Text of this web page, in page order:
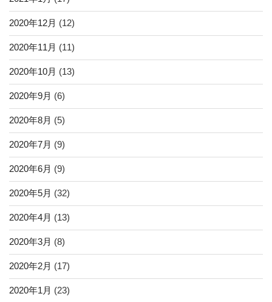
2020年12月 (12)
2020年11月 (11)
2020年10月 (13)
2020年9月 (6)
2020年8月 (5)
2020年7月 (9)
2020年6月 (9)
2020年5月 (32)
2020年4月 (13)
2020年3月 (8)
2020年2月 (17)
2020年1月 (23)